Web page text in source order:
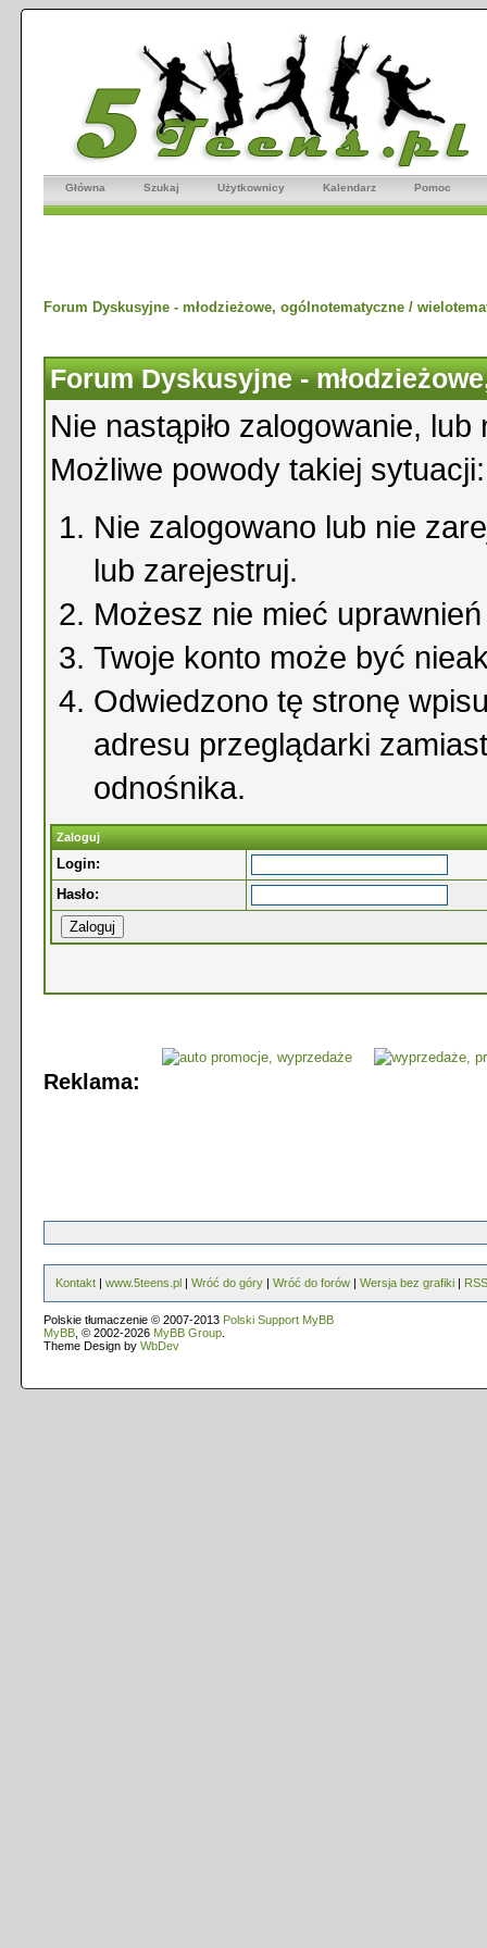
Główna Szukaj Użytkownicy Kalendarz Pomoc
Forum Dyskusyjne - młodzieżowe, ogólnotematyczne /
Forum Dyskusyjne -
Nie nastąpiło zalogowanie,
Możliwe powody takiej sytuacji:
Nie zalogowano lub nie
lub zarejestruj.
Możesz nie mieć
Twoje konto może być
Odwiedzono tę stronę
adresu przeglądarki
odnośnika.
Zaloguj
Login:
Hasło:
Reklama:
Kontakt | www.5teens.pl | Wróć do góry | Wróć do forów | Wersja bez grafiki | RSS
Polskie tłumaczenie © 2007-2013 Polski Support MyBB
MyBB , © 2002-2026 MyBB Group
Theme Design by WbDev